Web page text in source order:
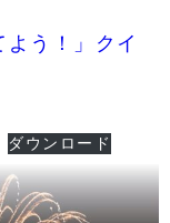
よう！」クイ
ダウンロード